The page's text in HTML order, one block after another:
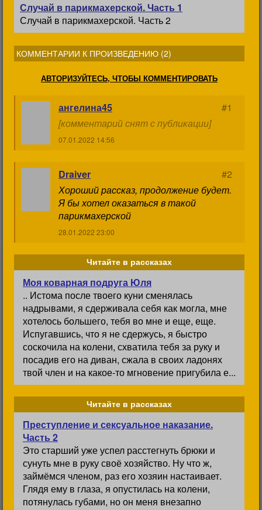
Случай в парикмахерской. Часть 1
Случай в парикмахерской. Часть 2
КОММЕНТАРИИ К ПРОИЗВЕДЕНИЮ (2)
АВТОРИЗУЙТЕСЬ, ЧТОБЫ КОММЕНТИРОВАТЬ
ангелина45
#1
[комментарий снят с публикации]
07.01.2022 14:56
Draiver
#2
Хороший рассказ, продолжение будет.
Я бы хотел оказаться в такой
парикмахерской
28.01.2022 23:00
Читайте в рассказах
Моя коварная подруга Юля
.. Истома после твоего куни сменялась
надрывами, я сдерживала себя как могла, мне
хотелось большего, тебя во мне и еще, еще.
Испугавшись, что я не сдержусь, я быстро
соскочила на колени, схватила тебя за руку и
посадив его на диван, сжала в своих ладонях
твой член и на какое-то мгновение пригубила е...
Читайте в рассказах
Преступление и сексуальное наказание.
Часть 2
Это старший уже успел расстегнуть брюки и
сунуть мне в руку своё хозяйство. Ну что ж,
займёмся членом, раз его хозяин настаивает.
Глядя ему в глаза, я опустилась на колени,
потянулась губами, но он меня внезапно